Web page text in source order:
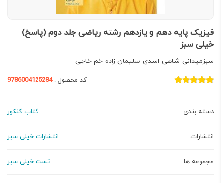
فیزیک پایه دهم و یازدهم رشته ریاضی جلد دوم (پاسخ)
خیلی سبز
سبزمیدانی-شاهی-اسدی-سلیمان زاده-خم خاجی
کد محصول :9786004125284
دسته بندی کتاب کنکور
انتشارات انتشارات خیلی سبز
مجموعه ها تست خیلی سبز